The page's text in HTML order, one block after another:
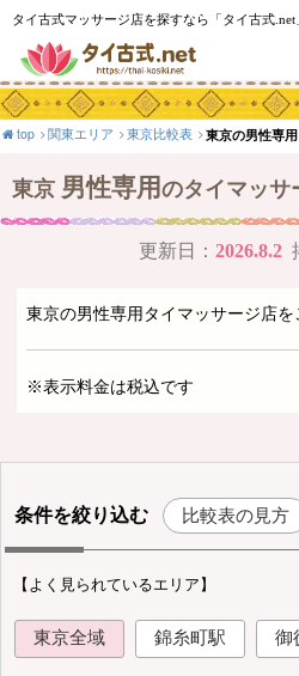
タイ古式マッサージ店を探すなら「タイ古式.net
top 関東エリア 東京比較表 東京の男性専
東京 男性専用のタイマッサ
更新日： 2026.8.2
東京の男性専用タイマッサージ店
※表示料金は税込です
条件を絞り込む 比較表の見方
【よく見られているエリア】
東京全域 錦糸町駅 御